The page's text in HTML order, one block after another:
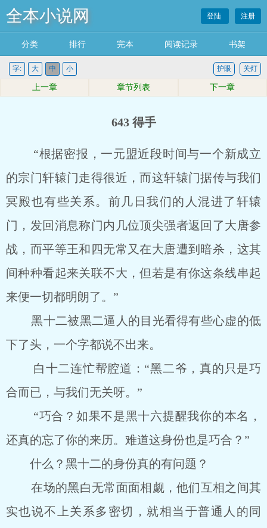
全本小说网 登陆 注册
分类 排行 完本 阅读记录 书架
字: 大 中 小 关灯
护眼
上一章 章节列表 下一章
643 得手
“根据密报，一元盟近段时间与一个新成立
的宗门轩辕门走得很近，而这轩辕门据传与我们
冥殿也有些关系。前几日我们的人混进了轩辕
门，发回消息称门内几位顶尖强者返回了大唐参
战，而平等王和四无常又在大唐遭到暗杀，这其
间种种看起来关联不大，但若是有你这条线串起
来便一切都明朗了。”
黑十二被黑二逼人的目光看得有些心虚的低
下了头，一个字都说不出来。
白十二连忙帮腔道：“黑二爷，真的只是巧
合而已，与我们无关呀。”
“巧合？如果不是黑十六提醒我你的本名，
还真的忘了你的来历。难道这身份也是巧合？”
什么？黑十二的身份真的有问题？
在场的黑白无常面面相觑，他们互相之间其
实也说不上关系多密切，就相当于普通人的同